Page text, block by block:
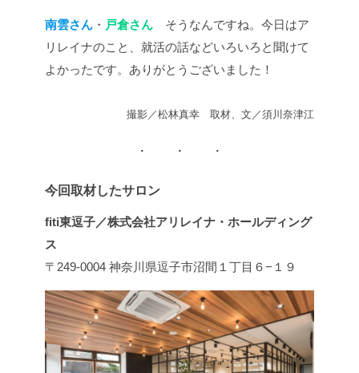
南雲さん ・ 戸倉さん そうなんですね。今日はア
リレイナのこと、就活の話などいろいろと聞けて
よかったです。ありがとうございました！
撮影／松林真幸 取材、文／須川奈津江
今回取材したサロン
fiti東逗子／株式会社アリレイナ・ホールディング
ス
〒249-0004 神奈川県逗子市沼間１丁目６−１９